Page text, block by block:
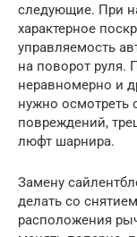
следующие. При
характерное
управляемость
на поворот руля.
неравномерно и
нужно осмотреть
повреждений,
люфт шарнира.
Замену
делать со
расположения